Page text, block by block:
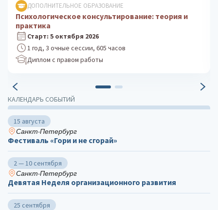
КАЛЕНДАРЬ СОБЫТИЙ
15 августа
Санкт-Петербург
Фестиваль «Гори и не сгорай»
2 — 10 сентября
Санкт-Петербург
Девятая Неделя организационного развития
25 сентября
ДОПОЛНИТЕЛЬНОЕ ОБРАЗОВАНИЕ
Клиническая психология: практика
психологического консультирования
Старт: 24 августа 2026
1 год, 3 очные сессии, 605 часов
Диплом с правом работы